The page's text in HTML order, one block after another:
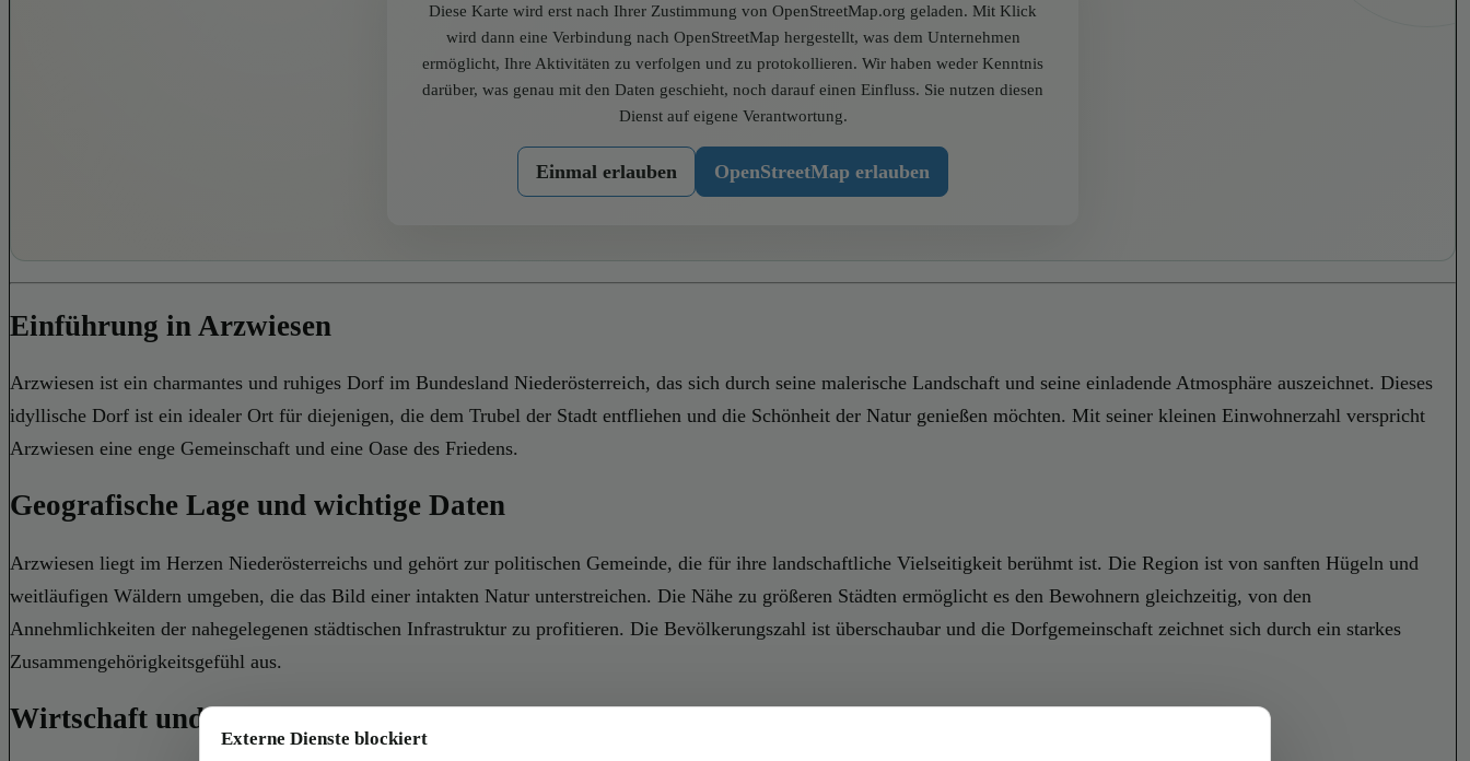
Diese Karte wird erst nach Ihrer Zustimmung von OpenStreetMap.org geladen. Mit Klick
wird dann eine Verbindung nach OpenStreetMap hergestellt, was dem Unternehmen
ermöglicht, Ihre Aktivitäten zu verfolgen und zu protokollieren. Wir haben weder Kenntnis
darüber, was genau mit den Daten geschieht, noch darauf einen Einfluss. Sie nutzen diesen
Dienst auf eigene Verantwortung.
Einmal erlauben OpenStreetMap erlauben
Einführung in Arzwiesen
Arzwiesen ist ein charmantes und ruhiges Dorf im Bundesland Niederösterreich, das sich durch seine malerische Landschaft und seine einladende Atmosphäre auszeichnet. Dieses
idyllische Dorf ist ein idealer Ort für diejenigen, die dem Trubel der Stadt entfliehen und die Schönheit der Natur genießen möchten. Mit seiner kleinen Einwohnerzahl verspricht
Arzwiesen eine enge Gemeinschaft und eine Oase des Friedens.
Geografische Lage und wichtige Daten
Arzwiesen liegt im Herzen Niederösterreichs und gehört zur politischen Gemeinde, die für ihre landschaftliche Vielseitigkeit berühmt ist. Die Region ist von sanften Hügeln und
weitläufigen Wäldern umgeben, die das Bild einer intakten Natur unterstreichen. Die Nähe zu größeren Städten ermöglicht es den Bewohnern gleichzeitig, von den
Annehmlichkeiten der nahegelegenen städtischen Infrastruktur zu profitieren. Die Bevölkerungszahl ist überschaubar und die Dorfgemeinschaft zeichnet sich durch ein starkes
Zusammengehörigkeitsgefühl aus.
Wirtschaft und Kultur in Arzwiesen
Externe Dienste blockiert